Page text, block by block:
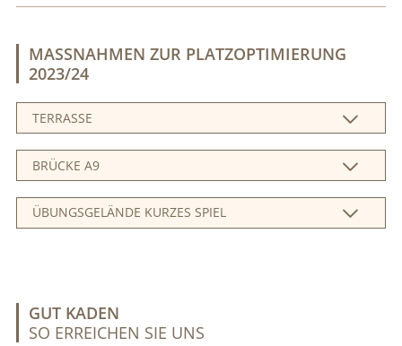
MASSNAHMEN ZUR PLATZOPTIMIERUNG 2
023/24
TERRASSE
BRÜCKE A9
ÜBUNGSGELÄNDE KURZES SPIEL
GUT KADEN
SO ERREICHEN SIE UNS